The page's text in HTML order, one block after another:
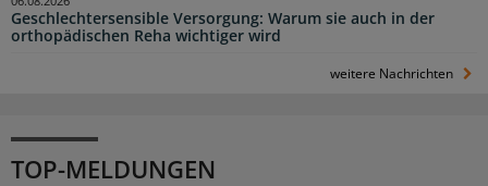
Geschlechtersensible Versorgung: Warum sie auch in der
orthopädischen Reha wichtiger wird
weitere Nachrichten
TOP-MELDUNGEN